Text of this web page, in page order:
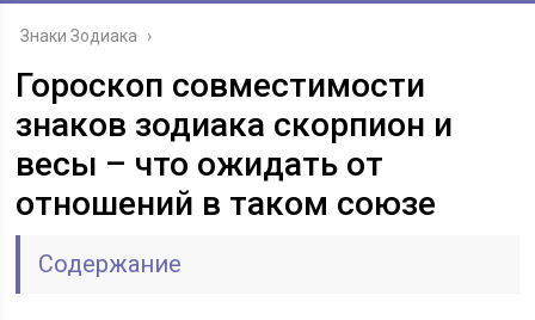
Знаки Зодиака ›
Гороскоп совместимости
знаков зодиака скорпион и
весы – что ожидать от
отношений в таком союзе
Содержание